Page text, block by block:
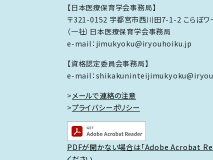
【日本医療保育学会事務局】
〒321-0152 宇都宮市西川田7-1-2 こらぼワ
（一社）日本医療保育学会事務局
e-mail：jimukyoku@iryouhoiku.jp
【資格認定委員会事務局】
e-mail：
>メールで連絡の注意
>プライバシーポリシー
PDFが開かない場合は「Adobe Acrobat